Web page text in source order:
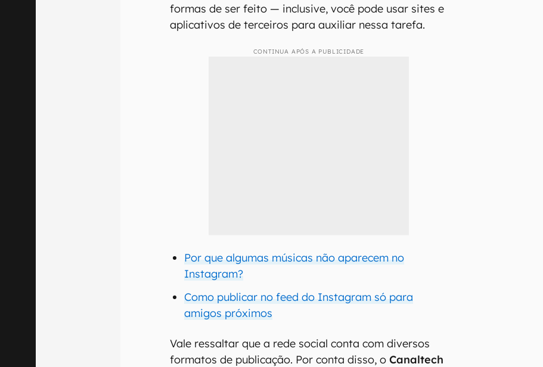
formas de ser feito — inclusive, você pode usar sites e
aplicativos de terceiros para auxiliar nessa tarefa.
CONTINUA APÓS A PUBLICIDADE
Por que algumas músicas não aparecem no
Instagram?
Como publicar no feed do Instagram só para
amigos próximos
Vale ressaltar que a rede social conta com diversos
formatos de publicação. Por conta disso, oCanaltech